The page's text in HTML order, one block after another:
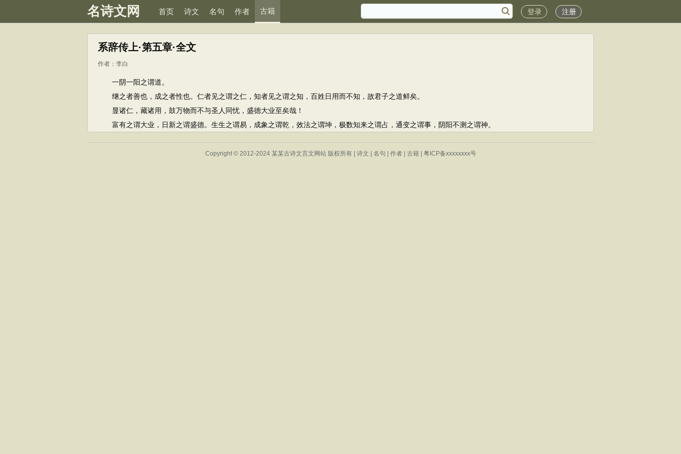
名诗文网 首页 诗文 名句 作者 古籍 登录 注册
系辞传上·第五章·全文
作者： 李白
一阴一阳之谓道。
继之者善也，成之者性也。仁者见之谓之仁，知者见之谓之知，百姓日用而不知，故君子之道鲜矣。
显诸仁，藏诸用，鼓万物而不与圣人同忧，盛德大业至矣哉！
富有之谓大业，日新之谓盛德。生生之谓易，成象之谓乾，效法之谓坤，极数知来之谓占，通变之谓事，阴阳不测之谓神。
Copyright © 2012-2024 某某古诗文言文网站 版权所有 | 诗文 名句 作者| 古籍| 粤ICP备xxxxxxxx号